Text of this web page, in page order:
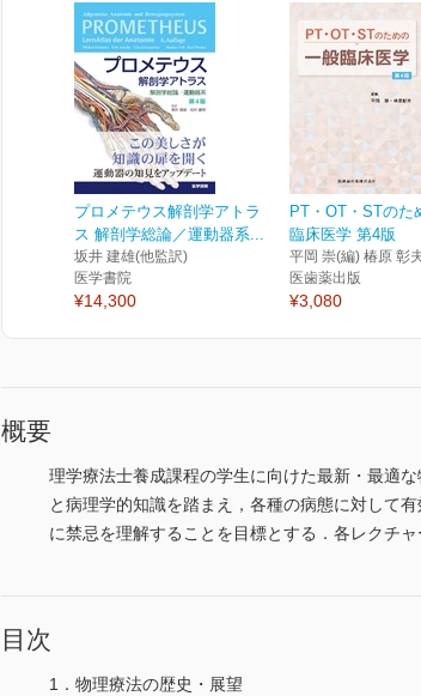
プロメテウス解剖学アトラ
ス 解剖学総論／運動器系...
坂井 建雄(他監訳)
医学書院
¥14,300
PT・OT・STのた
臨床医学 第4版
平岡 崇(編) 椿原 彰
医歯薬出版
¥3,080
概要
理学療法士養成課程の学生に向けた最新・最適
と病理学的知識を踏まえ，各種の病態に対して
に禁忌を理解することを目標とする．各レクチ
目次
1．物理療法の歴史・展望